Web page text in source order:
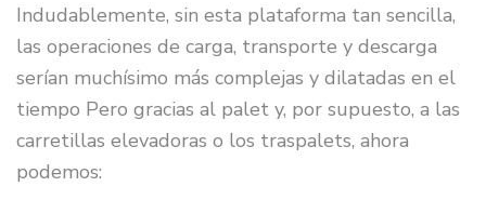
Indudablemente, sin esta plataforma tan sencilla,
las operaciones de carga, transporte y descarga
serían muchísimo más complejas y dilatadas en el
tiempo Pero gracias al palet y, por supuesto, a las
carretillas elevadoras o los traspalets, ahora
podemos: